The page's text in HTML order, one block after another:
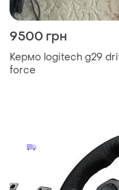
9500 грн
Кермо logitech g29
force